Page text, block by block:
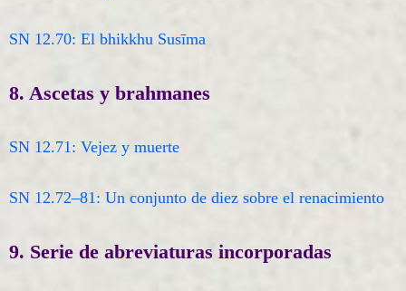
SN 12.70: El bhikkhu Susīma
8. Ascetas y brahmanes
SN 12.71: Vejez y muerte
SN 12.72–81: Un conjunto de diez sobre el renacimiento
9. Serie de abreviaturas incorporadas